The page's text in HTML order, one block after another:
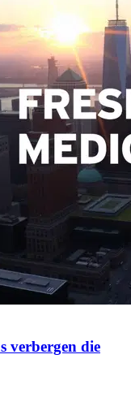
verbergen die